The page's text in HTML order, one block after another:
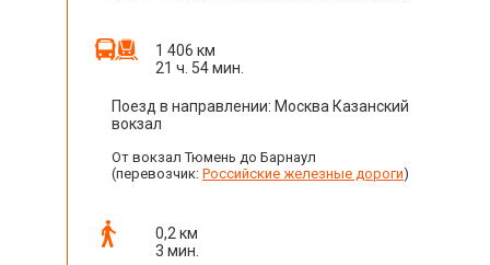
1 406 км
21 ч. 54 мин.
Поезд в направлении: Москва Казанский
вокзал
От вокзал Тюмень до Барнаул
(перевозчик: Российские железные дороги)
0,2 км
3 мин.